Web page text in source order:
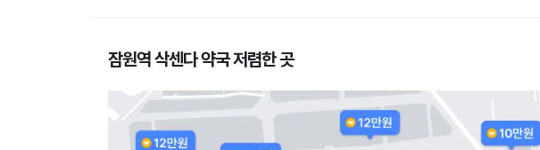
잠원역 삭센다 약국 저렴한 곳